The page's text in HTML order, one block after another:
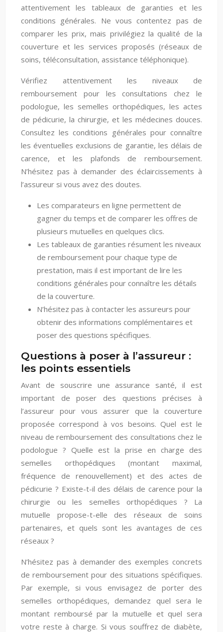
attentivement les tableaux de garanties et les
conditions générales. Ne vous contentez pas de
comparer les prix, mais privilégiez la qualité de la
couverture et les services proposés (réseaux de
soins, téléconsultation, assistance téléphonique).
Vérifiez attentivement les niveaux de
remboursement pour les consultations chez le
podologue, les semelles orthopédiques, les actes
de pédicurie, la chirurgie, et les médecines douces.
Consultez les conditions générales pour connaître
les éventuelles exclusions de garantie, les délais de
carence, et les plafonds de remboursement.
N’hésitez pas à demander des éclaircissements à
l’assureur si vous avez des doutes.
Les comparateurs en ligne permettent de
gagner du temps et de comparer les offres de
plusieurs mutuelles en quelques clics.
Les tableaux de garanties résument les niveaux
de remboursement pour chaque type de
prestation, mais il est important de lire les
conditions générales pour connaître les détails
de la couverture.
N’hésitez pas à contacter les assureurs pour
obtenir des informations complémentaires et
poser des questions spécifiques.
Questions à poser à l’assureur :
les points essentiels
Avant de souscrire une assurance santé, il est
important de poser des questions précises à
l’assureur pour vous assurer que la couverture
proposée correspond à vos besoins. Quel est le
niveau de remboursement des consultations chez le
podologue ? Quelle est la prise en charge des
semelles orthopédiques (montant maximal,
fréquence de renouvellement) et des actes de
pédicurie ? Existe-t-il des délais de carence pour la
chirurgie ou les semelles orthopédiques ? La
mutuelle propose-t-elle des réseaux de soins
partenaires, et quels sont les avantages de ces
réseaux ?
N’hésitez pas à demander des exemples concrets
de remboursement pour des situations spécifiques.
Par exemple, si vous envisagez de porter des
semelles orthopédiques, demandez quel sera le
montant remboursé par la mutuelle et quel sera
votre reste à charge. Si vous souffrez de diabète,